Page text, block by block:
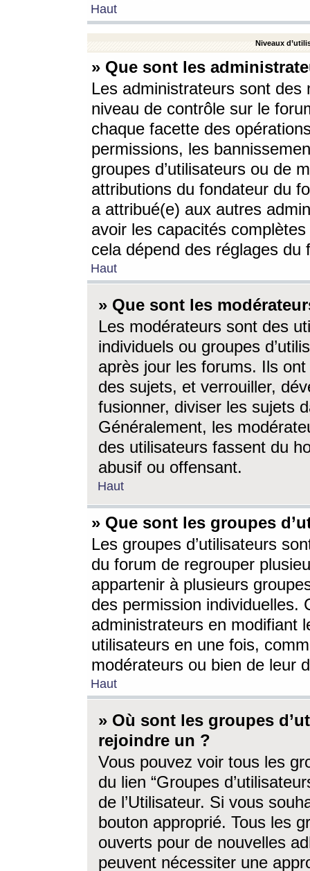
Haut
Niveaux
» Que sont les
Les administrateurs sont
niveau de contrôle sur le
chaque facette des
permissions, les
groupes d’utilisateurs ou de
attributions du fondateur du
a attribué(e) aux autres
avoir les capacités
cela dépend des réglages du
Haut
» Que sont les
Les modérateurs sont des
individuels ou groupes
après jour les forums. Ils ont
des sujets, et verrouiller,
fusionner, diviser les sujets
Généralement, les
des utilisateurs fassent du
abusif ou offensant.
Haut
» Que sont les groupes
Les groupes d’utilisateurs
du forum de regrouper
appartenir à plusieurs
des permission individuelles.
administrateurs en modifiant
utilisateurs en une fois,
modérateurs ou bien de leur
Haut
» Où sont les groupes
rejoindre un ?
Vous pouvez voir tous les
du lien “Groupes
de l’Utilisateur. Si vous
bouton approprié. Tous les
ouverts pour de nouvelles
peuvent nécessiter une